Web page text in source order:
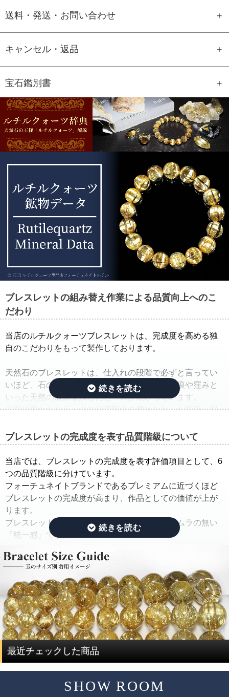
送料・発送・お問い合わせ
キャンセル・返品
宝石鑑別書
GEM REPORT
ご注文商品の宝石鑑別書をご用意す
ることもできます。
ブレスレットの組み替え作業による品質向上へのこ
だわり
当店のルチルクォーツブレスレットは、完成度を高める独
自のこだわりをもって製作しております。
天然石のブレスレットは、仕入れの段階で必ずと言ってい
いほど、石の品質のバラつきが生じ、クラック痕や窪みと
いった天然の痕跡を残したビーズが混ざっています。
表面に現れたクラックや空洞部分の磨けなかった箇所、部
ばれています。
そこで当店では、ルチルクォーツブレスレットを仕入れた
ままの状態でご紹介するのではなく、手間ひまをかけた
「組み替え作業」を行っています。
この作業では、ルチルのタイプ(ルチルの入り方、ルチルの
太さ、ルチルの色味、ルチルの内包量)と、水晶の透明度を
できる限り揃えるように努めています。
限り取り除き、ブレスレットを組み直すことで、製品とし
ての品質を大幅に高めています。
通常、この組み替え作業を行うには、同じサイズ、同じ品
質のブレスレットを複数用意する必要があり、費用がかさ
んでしまい容易なことではありません。
ですが、ルチルクォーツに特化した専門店だからこそ、一
サイズ毎に本数も揃うことで、この組み替え作業を可能と
ただし、希少性の高いルチルクォーツは、仕入れのチャン
ブレスレットの完成度を表す品質階級について
当店では、ブレスレットの完成度を表す評価項目として、6
つの品質階級に分けています。
フォーチュネイトブランドであるプレミアムに近づくほど
ブレスレットの完成度が高まり、作品としての価値が上が
ります。
ブレスレットの完成度を決める基準は、品質にムラの無い
『統一感』です。
その統一感とは何かをご説明したいと思います。
ルチルクォーツは、水晶にルチルが内包されている鉱物で
す。
ルチルクォーツを評価する際には、ルチルと水晶で分けて
評価する必要があります。
ルチルクォーツの評価は、「ルチル」「水晶」の2つの要素
で決まります。
基準となる評価ポイント
最近チェックした商品
SHOW ROOM